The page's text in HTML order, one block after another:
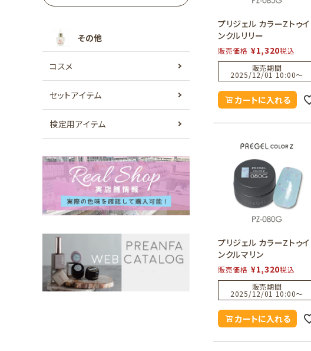
その他
コスメ
セットアイテム
検定用アイテム
プリジェル カラーZトゥイ
ンクルリリー
販売価格 ¥1,320税込
販売期間
2025/12/01 10:00〜
カートに入れる
プリジェル カラーZトゥイ
ンクルマリン
販売価格 ¥1,320税込
販売期間
2025/12/01 10:00〜
カートに入れる